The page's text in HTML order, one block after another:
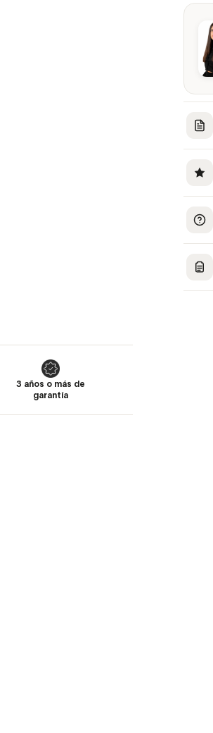
3 años o más de
garantía